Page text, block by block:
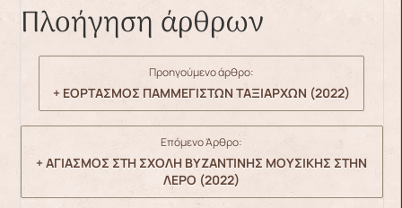
Πλοήγηση άρθρων
Προηγούμενο άρθρο:
+ ΕΟΡΤΑΣΜΟΣ ΠΑΜΜΕΓΙΣΤΩΝ ΤΑΞΙΑΡΧΩΝ (2022)
Επόμενο Άρθρο:
+ ΑΓΙΑΣΜΟΣ ΣΤΗ ΣΧΟΛΗ ΒΥΖΑΝΤΙΝΗΣ ΜΟΥΣΙΚΗΣ ΣΤΗΝ
ΛΕΡΟ (2022)